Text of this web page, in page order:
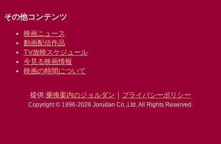
その他コンテンツ
映画ニュース
動画配信作品
TV放映スケジュール
今見る映画情報
映画の時間について
提供:乗換案内のジョルダン ｜ プライバシーポリシー
Copyright © 1996-2026 Jorudan Co.,Ltd. All Rights Reserved.